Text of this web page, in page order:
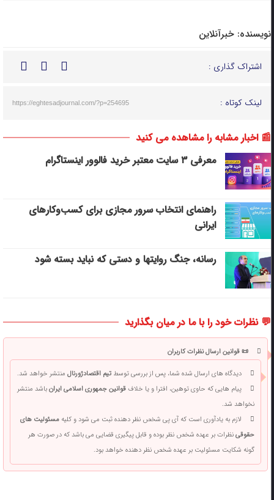
نویسنده: خبرآنلاین
اشتراک گذاری :
لینک کوتاه : https://eghtesadjournal.com/?p=254695
📰 اخبار مشابه را مشاهده می کنید
معرفی ۳ سایت معتبر خرید فالوور اینستاگرام
راهنمای انتخاب سرور مجازی برای کسب‌وکارهای
ایرانی
رسانه، جنگ روایتها و دستی که نباید بسته شود
💬 نظرات خود را با ما در میان بگذارید
📜 قوانین ارسال نظرات کاربران
دیدگاه های ارسال شده شما، پس از بررسی توسطتیم اقتصادژورنالمنتشر خواهد شد.
پیام هایی که حاوی توهین، افترا و یا خلافقوانین جمهوری اسلامی ایرانباشد منتشر
نخواهد شد.
لازم به یادآوری است که آی پی شخص نظر دهنده ثبت می شود و کلیهمسئولیت های
حقوقینظرات بر عهده شخص نظر بوده و قابل پیگیری قضایی می باشد که در صورت هر
گونه شکایت مسئولیت بر عهده شخص نظر دهنده خواهد بود.